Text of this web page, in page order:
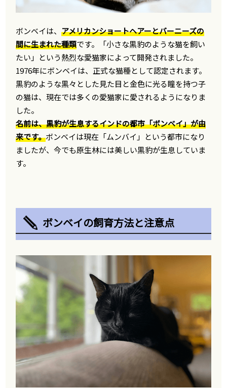
ボンベイは、アメリカンショートヘアーとバーニーズの
間に生まれた種類です。「小さな黒豹のような猫を飼い
たい」という熱烈な愛猫家によって開発されました。
1976年にボンベイは、正式な猫種として認定されます。
黒豹のような黒々とした見た目と金色に光る瞳を持つ子
の猫は、現在では多くの愛猫家に愛されるようになりま
した。
名前は、黒豹が生息するインドの都市「ボンベイ」が由
来です。ボンベイは現在「ムンバイ」という都市になり
ましたが、今でも原生林には美しい黒豹が生息していま
す。
ボンベイの飼育方法と注意点